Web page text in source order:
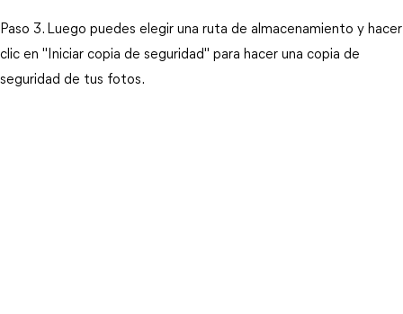
Paso 3. Luego puedes elegir una ruta de almacenamiento y hacer
clic en "Iniciar copia de seguridad" para hacer una copia de
seguridad de tus fotos.